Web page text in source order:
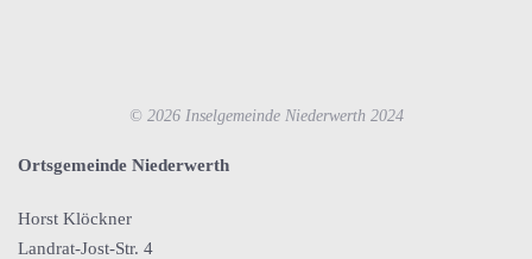
© 2026Inselgemeinde Niederwerth 2024
Ortsgemeinde Niederwerth
Horst Klöckner
Landrat-Jost-Str. 4